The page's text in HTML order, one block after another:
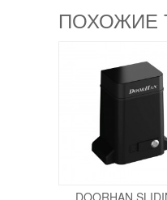
ПОХОЖИЕ
DOORHAN